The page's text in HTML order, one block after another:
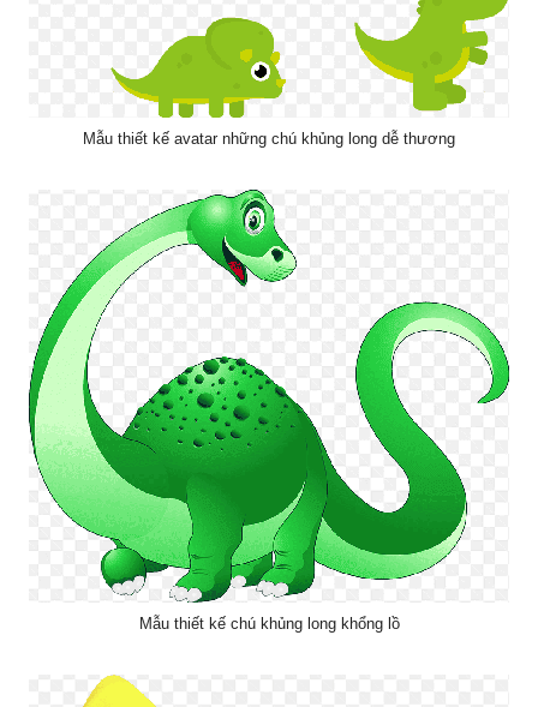
Mẫu thiết kế avatar những chú khủng long dễ thương
Mẫu thiết kế chú khủng long khổng lồ